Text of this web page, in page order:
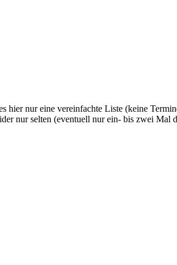
hier nur eine vereinfachte Liste (keine
nur selten (eventuell nur ein- bis zwei